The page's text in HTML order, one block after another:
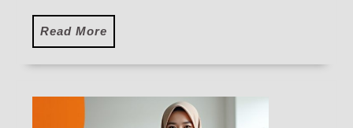
Read More
More